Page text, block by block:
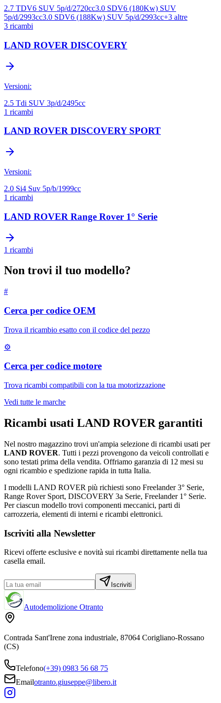
2.7 TDV6 SUV 5p/d/2720cc3.0 SDV6 (180Kw) SUV
5p/d/2993cc3.0 SDV6 (188Kw) SUV 5p/d/2993cc+3 altre
3 ricambi
LAND ROVER DISCOVERY
Versioni:
2.5 Tdi SUV 3p/d/2495cc
1 ricambi
LAND ROVER DISCOVERY SPORT
Versioni:
2.0 Si4 Suv 5p/b/1999cc
1 ricambi
LAND ROVER Range Rover 1° Serie
1 ricambi
Non trovi il tuo modello?
#
Cerca per codice OEM
Trova il ricambio esatto con il codice del pezzo
⚙
Cerca per codice motore
Trova ricambi compatibili con la tua motorizzazione
Vedi tutte le marche
Ricambi usati LAND ROVER garantiti
Nel nostro magazzino trovi un'ampia selezione di ricambi usati per
LAND ROVER. Tutti i pezzi provengono da veicoli controllati e
sono testati prima della vendita. Offriamo garanzia di 12 mesi su
ogni ricambio e spedizione rapida in tutta Italia.
I modelli LAND ROVER più richiesti sono Freelander 3° Serie,
Range Rover Sport, DISCOVERY 3a Serie, Freelander 1° Serie.
Per ciascun modello trovi componenti meccanici, parti di
carrozzeria, elementi di interni e ricambi elettronici.
Iscriviti alla Newsletter
Ricevi offerte esclusive e novità sui ricambi direttamente nella tua
casella email.
Iscriviti
Autodemolizione Otranto
Contrada Sant'Irene zona industriale, 87064 Corigliano-Rossano
(CS)
Telefono(+39) 0983 56 68 75
Emailotranto.giuseppe@libero.it